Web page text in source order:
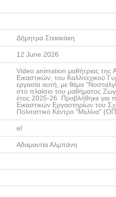
Δήμητρα Στειακάκη
12 June 2026
Video animation μαθήτριας της
Εικαστικών, του Καλλιτεχικού
εργασία αυτή, με θέμα
στο πλαίσιο του μαθήματος
έτος 2025-26. Προβλήθηκε για
Εικαστικών Εργαστηρίων του
Πολιτιστικό Κέντρο "Μελίνα"
el
Αδαμαντία Αλμπάνη